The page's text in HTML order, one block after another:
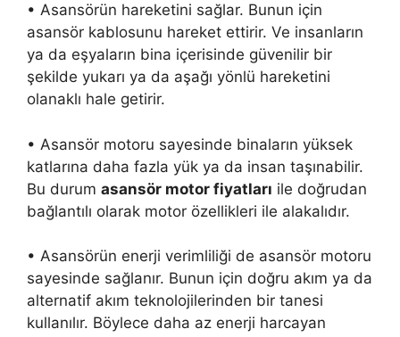
• Asansörün hareketini sağlar. Bunun için
asansör kablosunu hareket ettirir. Ve insanların
ya da eşyaların bina içerisinde güvenilir bir
şekilde yukarı ya da aşağı yönlü hareketini
olanaklı hale getirir.
• Asansör motoru sayesinde binaların yüksek
katlarına daha fazla yük ya da insan taşınabilir.
Bu durum asansör motor fiyatları ile doğrudan
bağlantılı olarak motor özellikleri ile alakalıdır.
• Asansörün enerji verimliliği de asansör motoru
sayesinde sağlanır. Bunun için doğru akım ya da
alternatif akım teknolojilerinden bir tanesi
kullanılır. Böylece daha az enerji harcayan